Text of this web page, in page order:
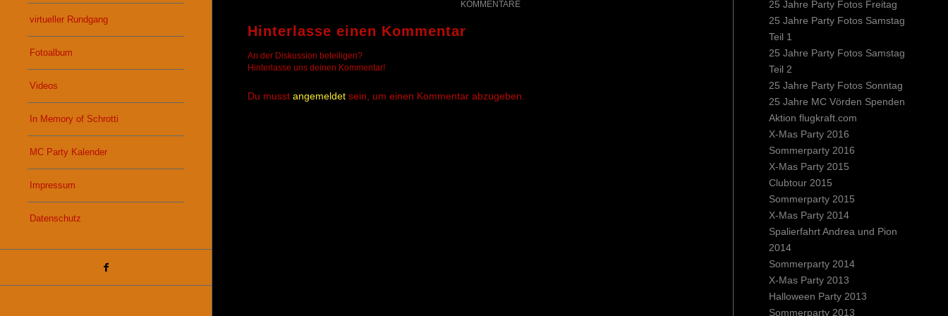
virtueller Rundgang
Fotoalbum
Videos
In Memory of Schrotti
MC Party Kalender
Impressum
Datenschutz
KOMMENTARE
Hinterlasse einen Kommentar
An der Diskussion beteiligen?
Hinterlasse uns deinen Kommentar!
Du musst angemeldet sein, um einen Kommentar abzugeben.
25 Jahre Party Fotos Freitag
25 Jahre Party Fotos Samstag
Teil 1
25 Jahre Party Fotos Samstag
Teil 2
25 Jahre Party Fotos Sonntag
25 Jahre MC Vörden Spenden
Aktion flugkraft.com
X-Mas Party 2016
Sommerparty 2016
X-Mas Party 2015
Clubtour 2015
Sommerparty 2015
X-Mas Party 2014
Spalierfahrt Andrea und Pion
2014
Sommerparty 2014
X-Mas Party 2013
Halloween Party 2013
Sommerparty 2013